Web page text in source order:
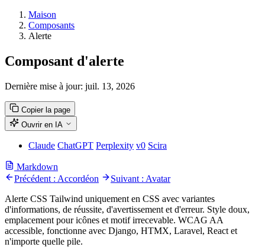
Maison
Composants
Alerte
Composant d'alerte
Dernière mise à jour: juil. 13, 2026
Copier la page
Ouvrir en IA
Claude ChatGPT Perplexity v0 Scira
Markdown
Précédent : Accordéon
Suivant : Avatar
Alerte CSS Tailwind uniquement en CSS avec variantes
d'informations, de réussite, d'avertissement et d'erreur. Style doux,
emplacement pour icônes et motif irrecevable. WCAG AA
accessible, fonctionne avec Django, HTMX, Laravel, React et
n'importe quelle pile.